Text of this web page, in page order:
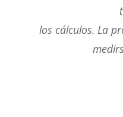
los cálculos. La